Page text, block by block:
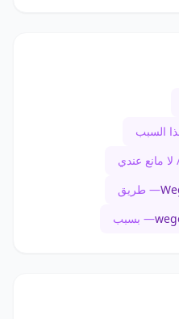
السبب
مانع عندي
— طريق
— بسبب